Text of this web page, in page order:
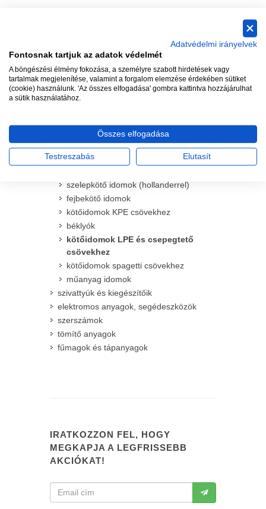
rotoros szórófejek és kiegészítőik
csepegtető és mikroöntöző termékek
mágnesszelepek és kiegészítőik
időjárás érzékelők
csövek
vízkonnektorok
szűrők és homokleválasztók
kerek és szögletes szelepdobozok
szelepkötő idomok (hollanderrel)
fejbekötő idomok
kötőidomok KPE csövekhez
béklyók
kötőidomok LPE és csepegtető
csövekhez
kötőidomok spagetti csövekhez
műanyag idomok
szivattyúk és kiegészítőik
elektromos anyagok, segédeszközök
szerszámok
tömítő anyagok
fűmagok és tápanyagok
IRATKOZZON FEL, HOGY
MEGKAPJA A LEGFRISSEBB
AKCIÓKAT!
Adatvédelmi irányelvek
Fontosnak tartjuk az adatok védelmét
A böngészési élmény fokozása, a személyre szabott hirdetések vagy
tartalmak megjelenítése, valamint a forgalom elemzése érdekében sütiket
(cookie) használunk. 'Az összes elfogadása' gombra kattintva hozzájárulhat
a sütik használatához.
Összes elfogadása
Testreszabás Elutasít